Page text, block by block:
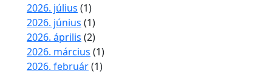
2026. július (1)
2026. június (1)
2026. április (2)
2026. március (1)
2026. február(1)